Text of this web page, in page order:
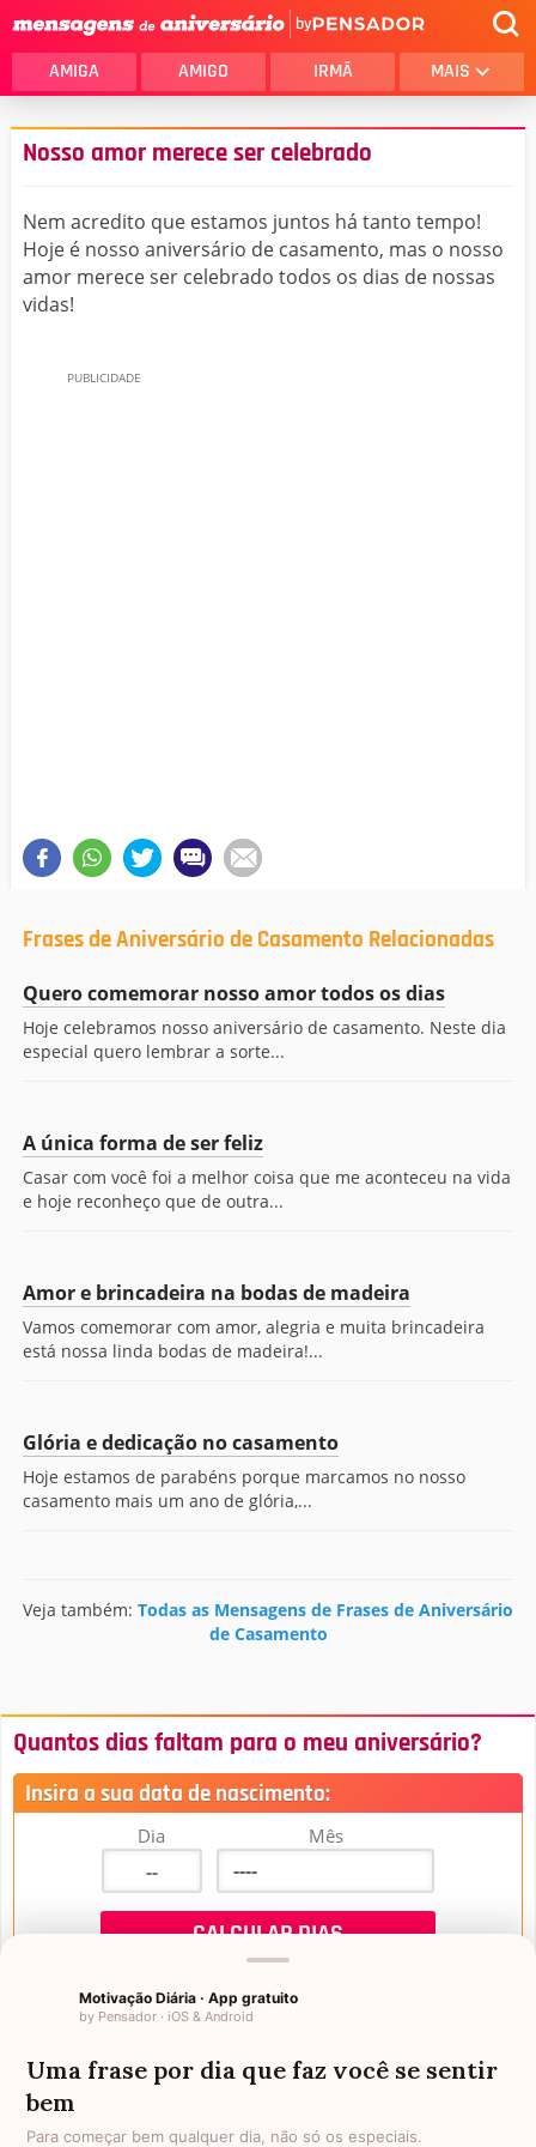
by
AMIGA AMIGO IRMÃ MAIS
Nosso amor merece ser celebrado
Nem acredito que estamos juntos há tanto tempo!
Hoje é nosso aniversário de casamento, mas o nosso
amor merece ser celebrado todos os dias de nossas
vidas!
Frases de Aniversário de Casamento Relacionadas
Quero comemorar nosso amor todos os dias
Hoje celebramos nosso aniversário de casamento. Neste dia
especial quero lembrar a sorte...
A única forma de ser feliz
Casar com você foi a melhor coisa que me aconteceu na vida
e hoje reconheço que de outra...
Amor e brincadeira na bodas de madeira
Vamos comemorar com amor, alegria e muita brincadeira
está nossa linda bodas de madeira!...
Glória e dedicação no casamento
Hoje estamos de parabéns porque marcamos no nosso
casamento mais um ano de glória,...
Veja também: Todas as Mensagens de Frases de Aniversário
de Casamento
Quantos dias faltam para o meu aniversário?
Insira a sua data de nascimento:
Dia Mês
Mensagens de Aniversário
Motivação Diária · App gratuito
by Pensador · iOS & Android
Uma frase por dia que faz você se sentir
bem
Para começar bem qualquer dia, não só os especiais.